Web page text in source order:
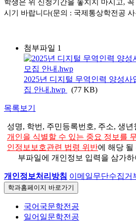
학생은 위 신청기간을 놓치지 마시고, 꼭
시기 바랍니다(문의 : 국제통상학전공 사
첨부파일 1
2025년 디지털 무역인력 양성사
집 안내.hwp
(77 KB)
목록보기
성명, 학번, 주민등록번호, 주소, 생
개인을 식별할 수 있는 중요 정보를
인정보보호관련 법령 위반에 해당 될
부파일에 개인정보 입력을 삼가
개인정보처리방침 이메일무단수집거
학과홈페이지 바로가기
국어국문학전공
일어일문학전공